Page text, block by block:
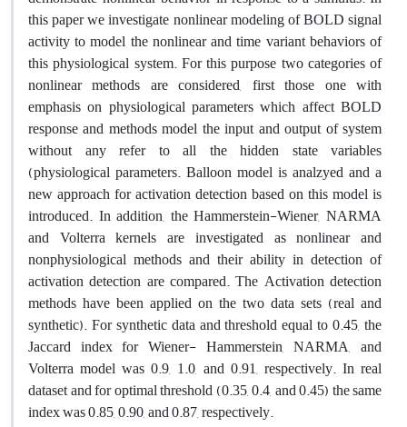
this paper we investigate nonlinear modeling of BOLD signal
activity to model the nonlinear and time variant behaviors of
this physiological system. For this purpose two categories of
nonlinear methods are considered, first those one with
emphasis on physiological parameters which affect BOLD
response and methods model the input and output of system
without any refer to all the hidden state variables
(physiological parameters. Balloon model is analzyed and a
new approach for activation detection based on this model is
introduced. In addition, the Hammerstein-Wiener, NARMA
and Volterra kernels are investigated as nonlinear and
nonphysiological methods and their ability in detection of
activation detection are compared. The Activation detection
methods have been applied on the two data sets (real and
synthetic). For synthetic data and threshold equal to 0.45, the
Jaccard index for Wiener- Hammerstein, NARMA, and
Volterra model was 0.9, 1.0, and 0.91, respectively. In real
dataset and for optimal threshold (0.35, 0.4, and 0.45) the same
index was 0.85, 0.90, and 0.87, respectively.